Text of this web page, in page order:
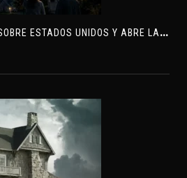
U
N METEORO EXPLOTA SOBRE ESTADOS UNIDOS Y ABRE LA PISTA DE POLAR-IM, UN POSIBLE VISITANTE INTERESTELAR